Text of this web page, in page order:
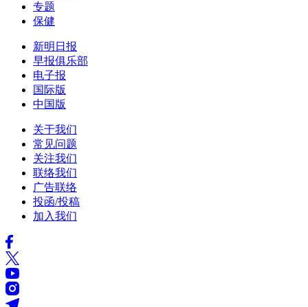
专题
保健
新明日报
早报俱乐部
电子报
国际版
中国版
关于我们
常见问题
关注我们
联络我们
广告联络
投函/投稿
加入我们